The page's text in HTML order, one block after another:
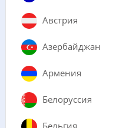
Австрия
Азербайджан
Армения
Белоруссия
Бельгия